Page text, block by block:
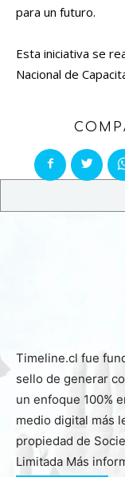
para un futuro.
Esta iniciativa se
Nacional de
Timeline.cl fue
sello de generar
un enfoque 100%
medio digital más
propiedad de
Limitada Más